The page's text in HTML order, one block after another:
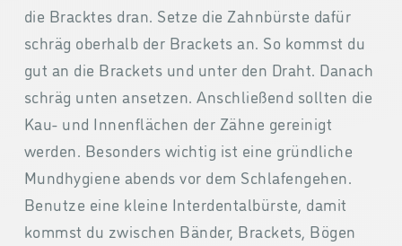
die Bracktes dran. Setze die Zahnbürste dafür
schräg oberhalb der Brackets an. So kommst du
gut an die Brackets und unter den Draht. Danach
schräg unten ansetzen. Anschließend sollten die
Kau- und Innenflächen der Zähne gereinigt
werden. Besonders wichtig ist eine gründliche
Mundhygiene abends vor dem Schlafengehen.
Benutze eine kleine Interdentalbürste, damit
kommst du zwischen Bänder, Brackets, Bögen